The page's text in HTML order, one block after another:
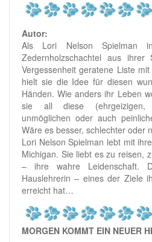
Autor:
Als Lori Nelson Spielman
Zedernholzschachtel aus
Vergessenheit geratene Liste
hielt sie die Idee für diesen
Händen. Wie anders ihr Leben
sie all diese (ehrgeizigen,
unmöglichen oder auch
Wäre es besser, schlechter oder
Lori Nelson Spielman lebt mit
Michigan. Sie liebt es zu reisen,
– ihre wahre Leidenschaft.
Hauslehrerin – eines der Ziele
erreicht hat…
MORGEN KOMMT EIN NEUER